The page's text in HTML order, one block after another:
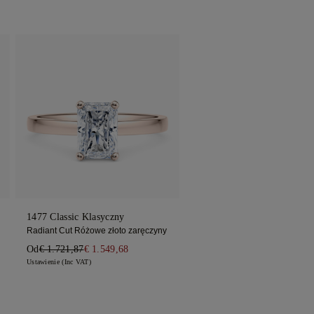
1477 Classic Klasyczny
Radiant Cut Różowe złoto zaręczyny
Od€ 1.721,87€ 1.549,68
Ustawienie (Inc VAT)